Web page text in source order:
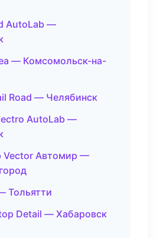
AutoLab —
— Комсомольск-на-
Road — Челябинск
AutoLab —
Vector Автомир —
Тольятти
Detail — Хабаровск